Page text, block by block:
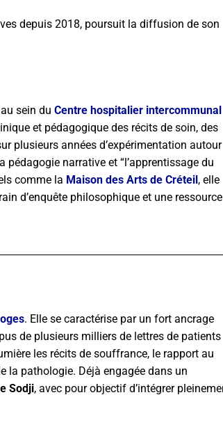
depuis 2018, poursuit la diffusion de son
sein du Centre hospitalier intercommunal
et pédagogique des récits de soin, des
plusieurs années d’expérimentation autour
pédagogie narrative et “l’apprentissage du
comme la Maison des Arts de Créteil , elle
d’enquête philosophique et une ressource
. Elle se caractérise par un fort ancrage
de plusieurs milliers de lettres de patients
les récits de souffrance, le rapport au
la pathologie. Déjà engagée dans un
Sodji, avec pour objectif d’intégrer